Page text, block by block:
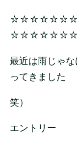
最近は雨じゃ
ってきました
笑）
エントリー